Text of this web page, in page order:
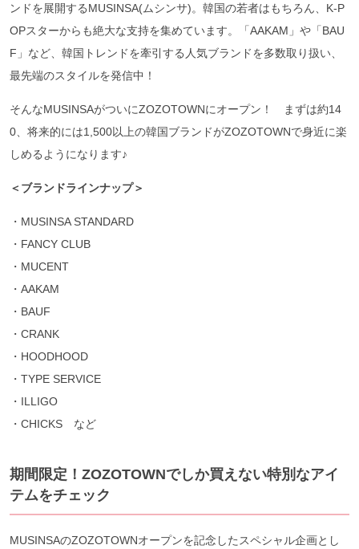
ンドを展開するMUSINSA(ムシンサ)。韓国の若者はもちろん、K-P
OPスターからも絶大な支持を集めています。「AAKAM」や「BAU
F」など、韓国トレンドを牽引する人気ブランドを多数取り扱い、
最先端のスタイルを発信中！
そんなMUSINSAがついにZOZOTOWNにオープン！ まずは約14
0、将来的には1,500以上の韓国ブランドがZOZOTOWNで身近に楽
しめるようになります♪
＜ブランドラインナップ＞
・MUSINSA STANDARD
・FANCY CLUB
・MUCENT
・AAKAM
・BAUF
・CRANK
・HOODHOOD
・TYPE SERVICE
・ILLIGO
・CHICKS など
期間限定！ ZOZOTOWNでしか買えない特別なアイ
テムをチェック
MUSINSAのZOZOTOWNオープンを記念したスペシャル企画とし